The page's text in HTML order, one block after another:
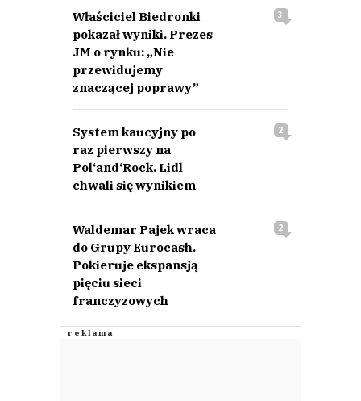
To koniec Makro?
Tt
Odpowiedz
Nie znaleziono komentarzy
Zostaw swoje komentarze
Imię (Wymagane)
Prześlij komentarz
Właściciel Biedronki
pokazał wyniki. Prezes
JM o rynku: „Nie
przewidujemy
znaczącej poprawy”
3
System kaucyjny po
raz pierwszy na
Pol‘and‘Rock. Lidl
chwali się wynikiem
2
Waldemar Pajek wraca
do Grupy Eurocash.
Pokieruje ekspansją
pięciu sieci
franczyzowych
2